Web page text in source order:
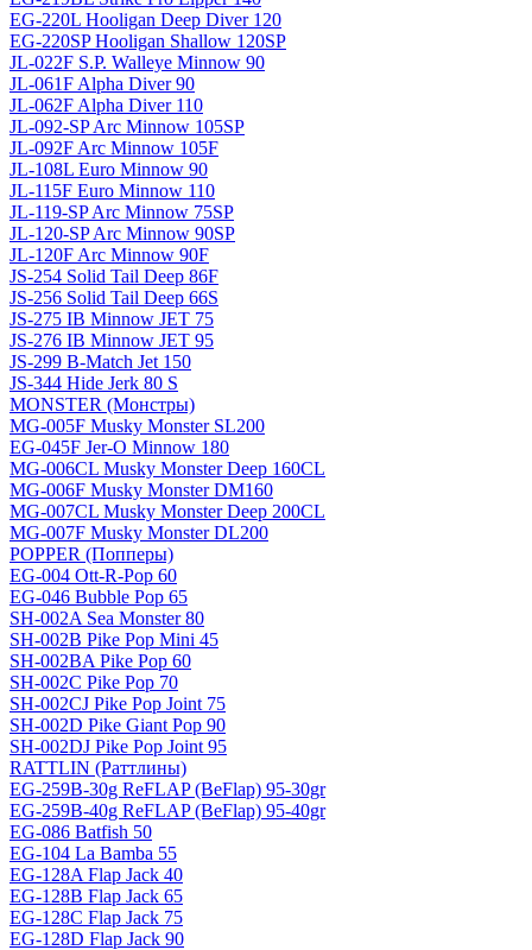
EG-220L Hooligan Deep Diver 120
EG-220SP Hooligan Shallow 120SP
JL-022F S.P. Walleye Minnow 90
JL-061F Alpha Diver 90
JL-062F Alpha Diver 110
JL-092-SP Arc Minnow 105SP
JL-092F Arc Minnow 105F
JL-108L Euro Minnow 90
JL-115F Euro Minnow 110
JL-119-SP Arc Minnow 75SP
JL-120-SP Arc Minnow 90SP
JL-120F Arc Minnow 90F
JS-254 Solid Tail Deep 86F
JS-256 Solid Tail Deep 66S
JS-275 IB Minnow JET 75
JS-276 IB Minnow JET 95
JS-299 B-Match Jet 150
JS-344 Hide Jerk 80 S
MONSTER (Монстры)
MG-005F Musky Monster SL200
EG-045F Jer-O Minnow 180
MG-006CL Musky Monster Deep 160CL
MG-006F Musky Monster DM160
MG-007CL Musky Monster Deep 200CL
MG-007F Musky Monster DL200
POPPER (Попперы)
EG-004 Ott-R-Pop 60
EG-046 Bubble Pop 65
SH-002A Sea Monster 80
SH-002B Pike Pop Mini 45
SH-002BA Pike Pop 60
SH-002C Pike Pop 70
SH-002CJ Pike Pop Joint 75
SH-002D Pike Giant Pop 90
SH-002DJ Pike Pop Joint 95
RATTLIN (Раттлины)
EG-259B-30g ReFLAP (BeFlap) 95-30gr
EG-259B-40g ReFLAP (BeFlap) 95-40gr
EG-086 Batfish 50
EG-104 La Bamba 55
EG-128A Flap Jack 40
EG-128B Flap Jack 65
EG-128C Flap Jack 75
EG-128D Flap Jack 90